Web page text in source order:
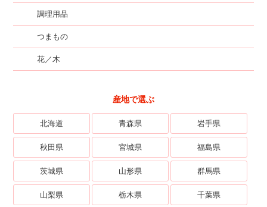
調理用品
つまもの
花／木
産地で選ぶ
北海道 青森県 岩手県
秋田県 宮城県 福島県
茨城県 山形県 群馬県
山梨県 栃木県 千葉県